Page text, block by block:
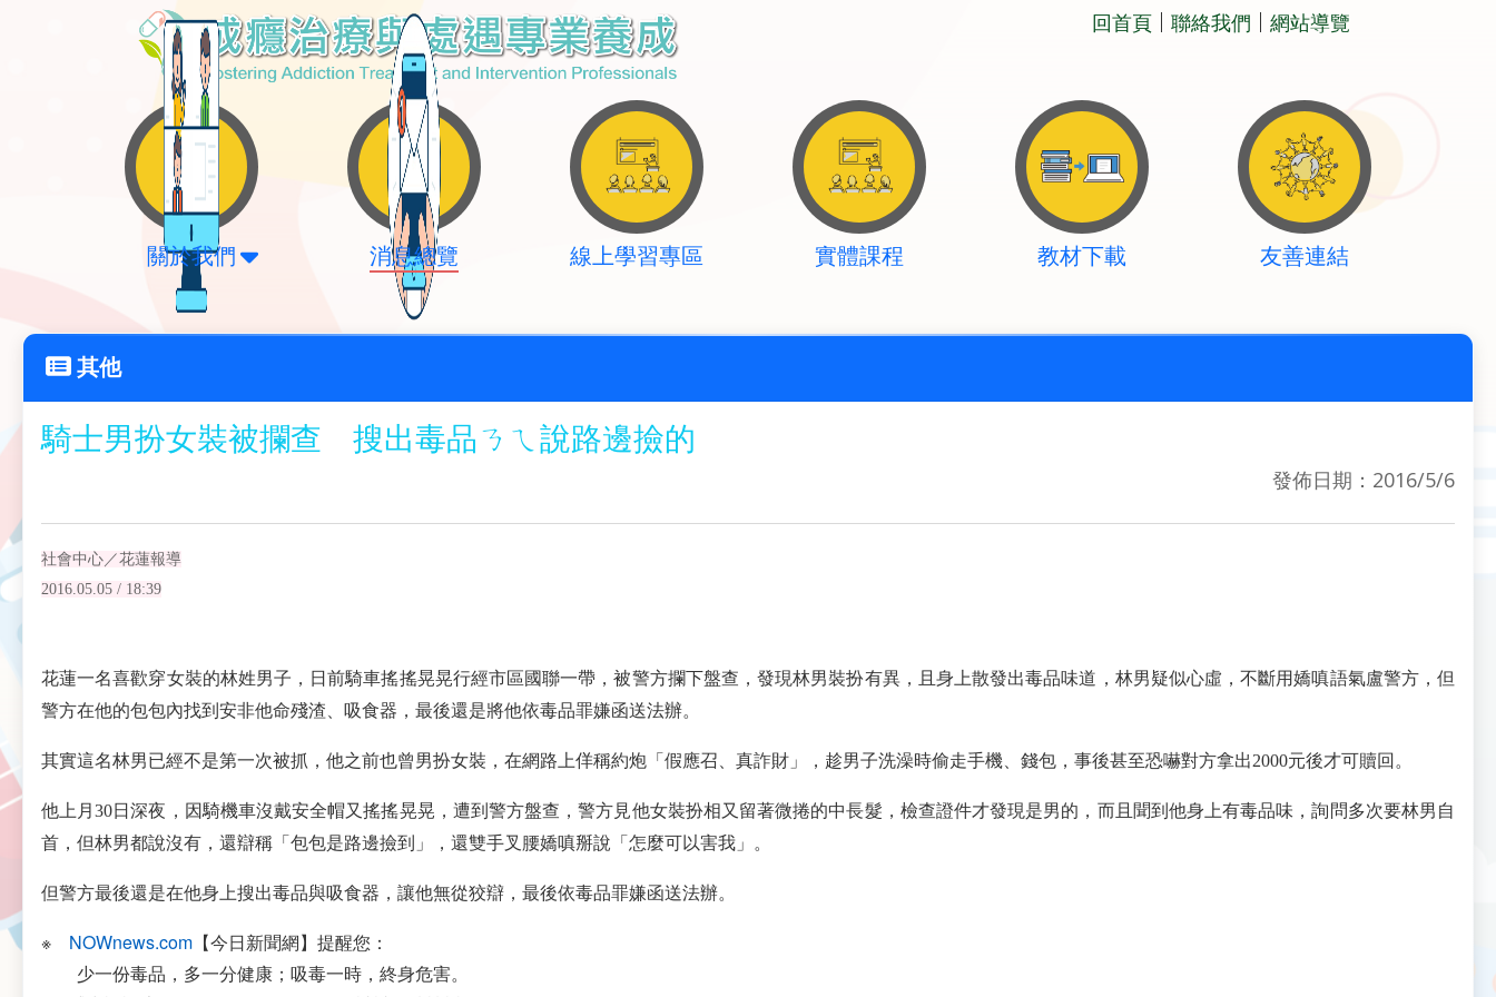
回首頁 聯絡我們 網站導覽
關於我們 消息總覽 線上學習專區 實體課程 教材下載 友善連結
其他
騎士男扮女裝被攔查 搜出毒品ㄋㄟ說路邊撿的
發佈日期：2016/5/6
社會中心／花蓮報導
2016.05.05 / 18:39
花蓮一名喜歡穿女裝的林姓男子，日前騎車搖搖晃晃行經市區國聯一帶，被警方攔下盤查，發現林男裝扮有異，且身上散發出毒品味道，林男疑似心虛，不斷用嬌嗔語氣盧警方，但
警方在他的包包內找到安非他命殘渣、吸食器，最後還是將他依毒品罪嫌函送法辦。
其實這名林男已經不是第一次被抓，他之前也曾男扮女裝，在網路上佯稱約炮「假應召、真詐財」，趁男子洗澡時偷走手機、錢包，事後甚至恐嚇對方拿出2000元後才可贖回。
他上月30日深夜，因騎機車沒戴安全帽又搖搖晃晃，遭到警方盤查，警方見他女裝扮相又留著微捲的中長髮，檢查證件才發現是男的，而且聞到他身上有毒品味，詢問多次要林男自
首，但林男都說沒有，還辯稱「包包是路邊撿到」，還雙手叉腰嬌嗔掰說「怎麼可以害我」。
但警方最後還是在他身上搜出毒品與吸食器，讓他無從狡辯，最後依毒品罪嫌函送法辦。
※ NOWnews.com 【今日新聞網】提醒您：
少一份毒品，多一分健康；吸毒一時，終身危害。